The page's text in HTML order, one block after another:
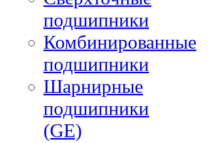
подшипники
Комбинированные
подшипники
Шарнирные
подшипники
(GE)